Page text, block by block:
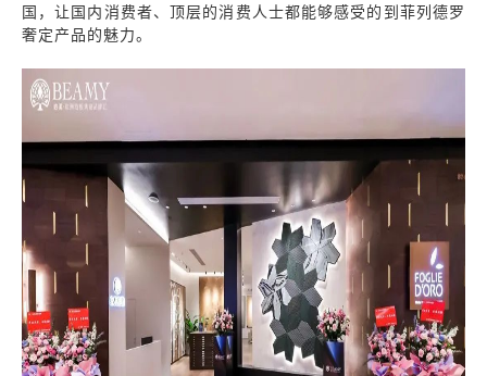
国，让国内消费者、顶层的消费人士都能够感受的到菲列德罗
奢定产品的魅力。